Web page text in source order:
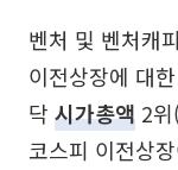
벤처 및 벤처캐
이전상장에 대
닥 시가총액 2
코스피 이전상